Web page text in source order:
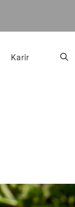
Karir